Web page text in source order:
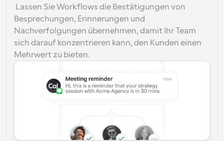
Besprechungen, Erinnerungen und
Nachverfolgungen übernehmen, damit Ihr Team
sich darauf konzentrieren kann, den Kunden einen
Mehrwert zu bieten.